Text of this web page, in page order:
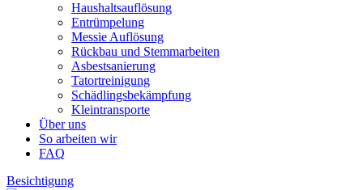
Haushaltsauflösung
Entrümpelung
Messie Auflösung
Rückbau und Stemmarbeiten
Asbestsanierung
Tatortreinigung
Schädlingsbekämpfung
Kleintransporte
Über uns
So arbeiten wir
FAQ
Besichtigung